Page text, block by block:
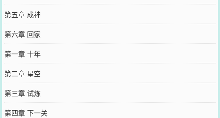
第五章 成神
第六章 回家
第一章 十年
第二章 星空
第三章 试炼
第四章 下一关